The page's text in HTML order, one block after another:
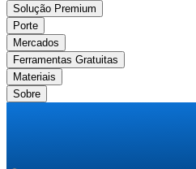
Solução Premium
Porte
Mercados
Ferramentas Gratuitas
Materiais
Sobre